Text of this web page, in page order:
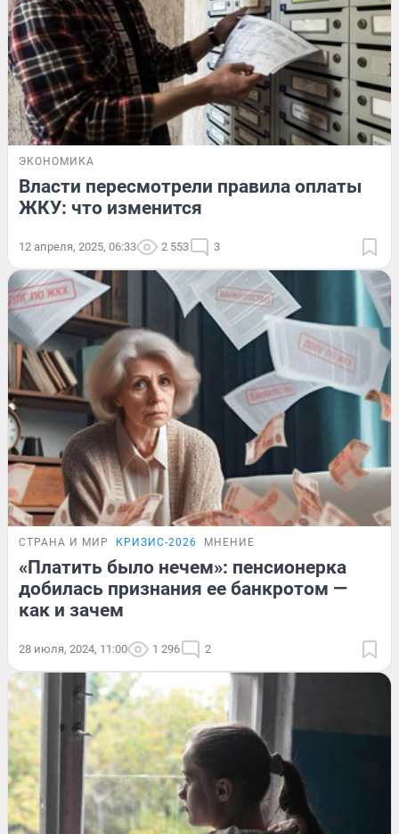
ЭКОНОМИКА
Власти пересмотрели правила оплаты
ЖКУ: что изменится
12 апреля, 2025, 06:33 2 553 3
СТРАНА И МИР КРИЗИС-2026 МНЕНИЕ
«Платить было нечем»: пенсионерка
добилась признания ее банкротом —
как и зачем
28 июля, 2024, 11:00 1 296 2